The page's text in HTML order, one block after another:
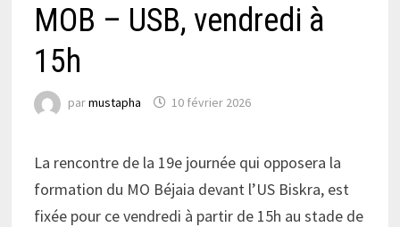
MOB – USB, vendredi à
15h
parmustapha 10 février 2026
La rencontre de la 19e journée qui opposera la
formation du MO Béjaia devant l’US Biskra, est
fixée pour ce vendredi à partir de 15h au stade de